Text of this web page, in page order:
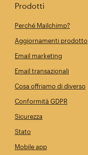
Prodotti
Perché Mailchimp?
Aggiornamenti prodotto
Email marketing
Email transazionali
Cosa offriamo di diverso
Conformità GDPR
Sicurezza
Stato
Mobile app